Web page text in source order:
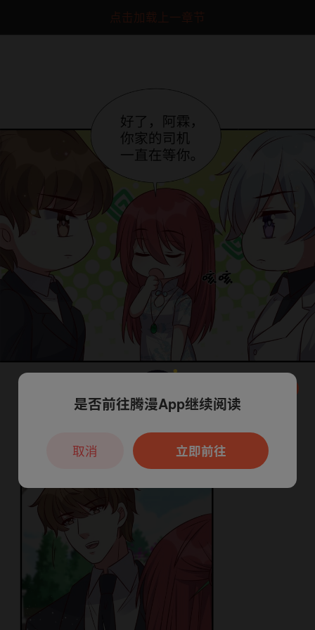
点击加载上一章节
本章节仅支持App阅读，可打开App新用
户7天免费看
是否前往腾漫App继续阅读
立即前往
取消